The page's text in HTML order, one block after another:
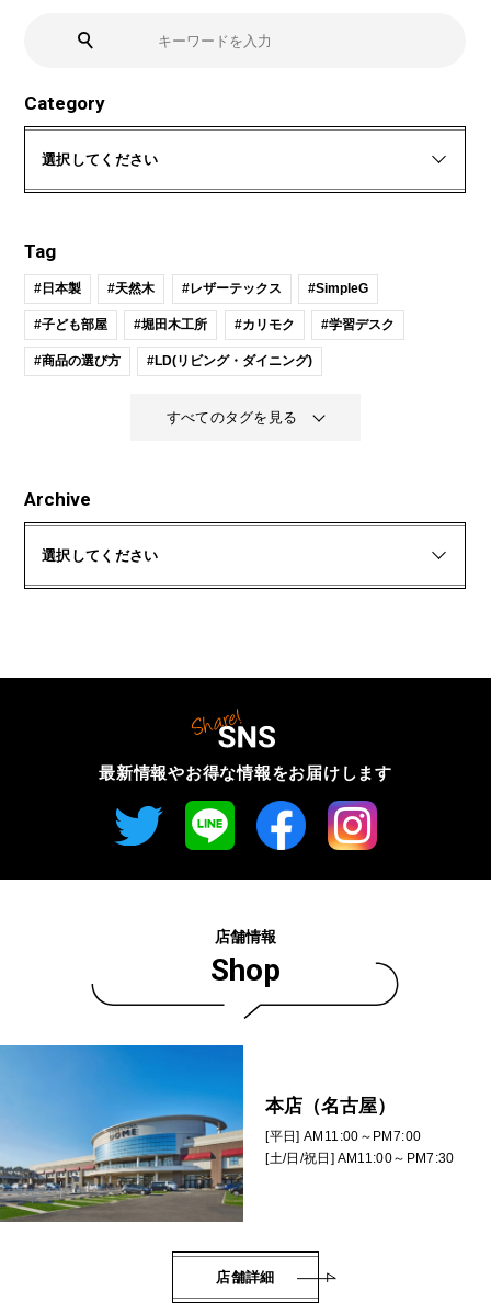
Category
選択してください
Tag
#日本製 #天然木 #レザーテックス #SimpleG
#子ども部屋 #堀田木工所 #カリモク #学習デスク
#商品の選び方 #LD(リビング・ダイニング)
すべてのタグを見る
Archive
選択してください
店舗情報
Shop
本店（名古屋）
[平日] AM11:00～PM7:00
[土/日/祝日] AM11:00～PM7:30
店舗詳細
最新情報やお得な情報をお届けします